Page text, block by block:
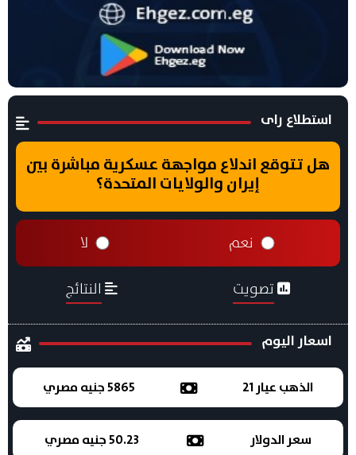
استطلاع راى
هل تتوقع اندلاع مواجهة عسكرية مباشرة بين
إيران والولايات المتحدة؟
نعم لا
تصويت النتائج
اسعار اليوم
الذهب عيار 21 5865 جنيه مصري
سعر الدولار 50.23 جنيه مصري